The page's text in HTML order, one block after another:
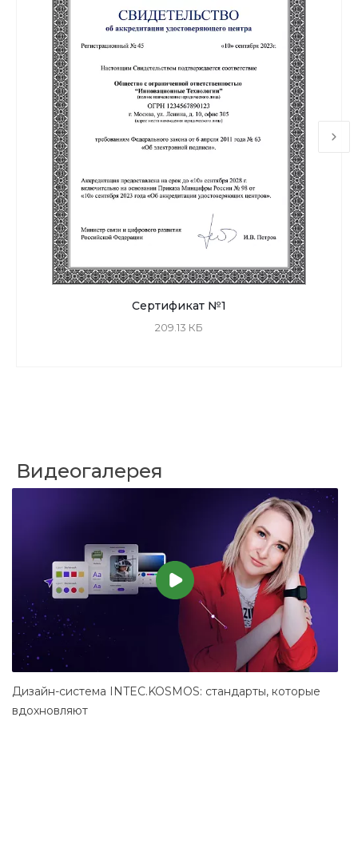
Сертификат №1
209.13 КБ
Видеогалерея
Дизайн-система INTEC.KOSMOS: стандарты, которые
вдохновляют